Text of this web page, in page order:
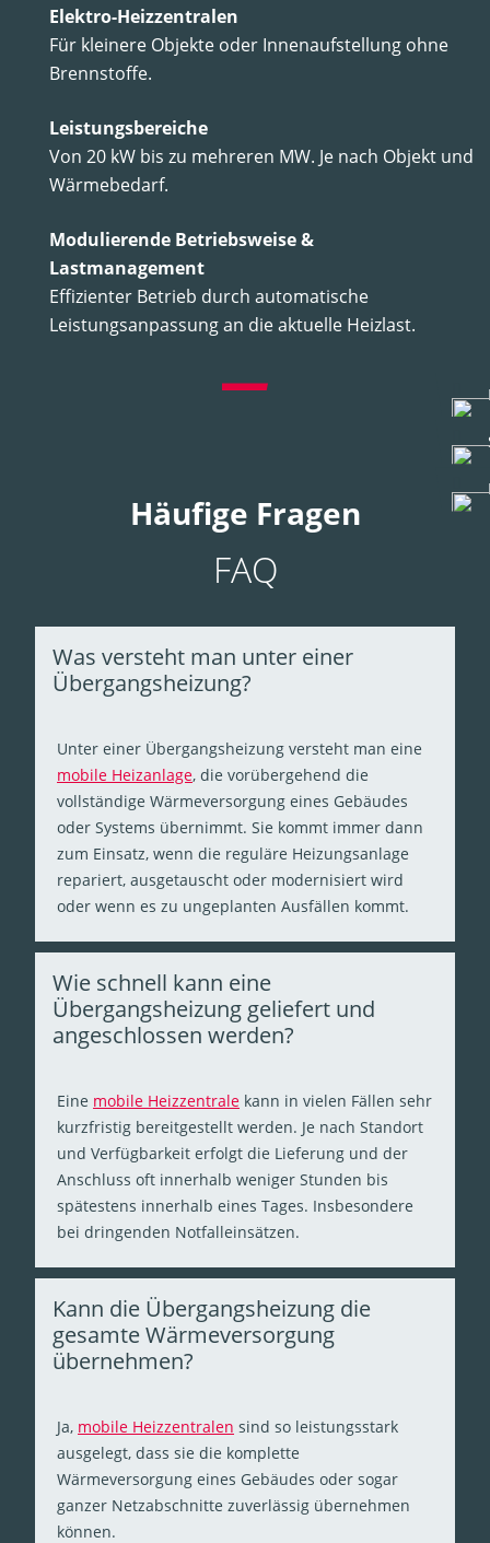
Elektro-Heizzentralen
Für kleinere Objekte oder Innenaufstellung ohne
Brennstoffe.
Leistungsbereiche
Von 20 kW bis zu mehreren MW. Je nach Objekt und
Wärmebedarf.
Modulierende Betriebsweise &
Lastmanagement
Effizienter Betrieb durch automatische
Leistungsanpassung an die aktuelle Heizlast.
Häufige Fragen
FAQ
Was versteht man unter einer
Übergangsheizung?
Unter einer Übergangsheizung versteht man eine
mobile Heizanlage, die vorübergehend die
vollständige Wärmeversorgung eines Gebäudes
oder Systems übernimmt. Sie kommt immer dann
zum Einsatz, wenn die reguläre Heizungsanlage
repariert, ausgetauscht oder modernisiert wird
oder wenn es zu ungeplanten Ausfällen kommt.
Wie schnell kann eine
Übergangsheizung geliefert und
angeschlossen werden?
Eine mobile Heizzentrale kann in vielen Fällen sehr
kurzfristig bereitgestellt werden. Je nach Standort
und Verfügbarkeit erfolgt die Lieferung und der
Anschluss oft innerhalb weniger Stunden bis
spätestens innerhalb eines Tages. Insbesondere
bei dringenden Notfalleinsätzen.
Kann die Übergangsheizung die
gesamte Wärmeversorgung
übernehmen?
Ja, mobile Heizzentralen sind so leistungsstark
ausgelegt, dass sie die komplette
Wärmeversorgung eines Gebäudes oder sogar
ganzer Netzabschnitte zuverlässig übernehmen
können.